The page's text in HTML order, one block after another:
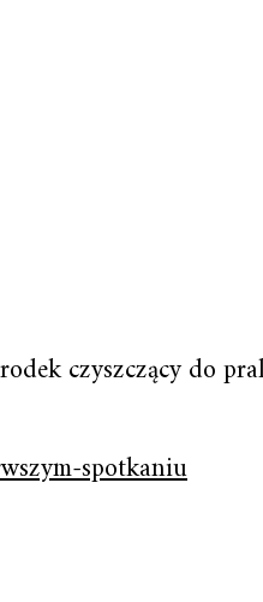
czyszczący do
spotkaniu